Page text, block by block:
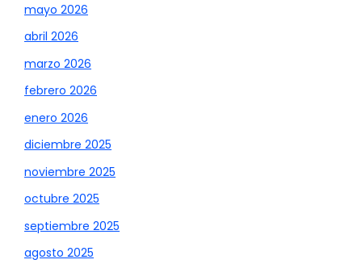
mayo 2026
abril 2026
marzo 2026
febrero 2026
enero 2026
diciembre 2025
noviembre 2025
octubre 2025
septiembre 2025
agosto 2025